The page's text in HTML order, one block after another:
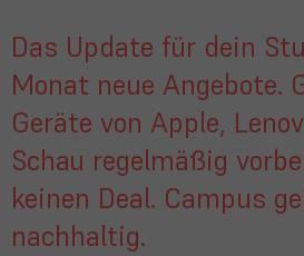
Das Update für dein
Monat neue Angebote.
Geräte von Apple,
Schau regelmäßig
keinen Deal. Campus
nachhaltig.